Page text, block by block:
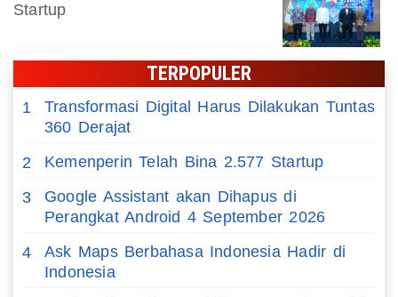
Startup
TERPOPULER
1
Transformasi Digital Harus Dilakukan Tuntas
360 Derajat
2
Kemenperin Telah Bina 2.577 Startup
3
Google Assistant akan Dihapus di
Perangkat Android 4 September 2026
4
Ask Maps Berbahasa Indonesia Hadir di
Indonesia